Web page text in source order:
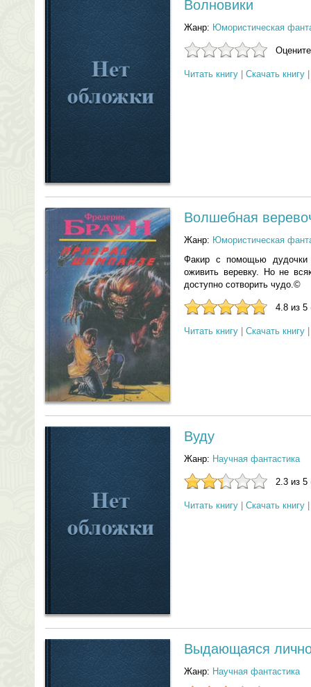
Волновики
Жанр: Юмористическая
Читать книгу Скачать книгу
Волшебная
Жанр: Юмористическая
Факир с помощью
оживить веревку. Но не
доступно сотворить чудо.©
4.8 из 5
Читать книгу Скачать книгу
Вуду
Жанр: Научная фантастика
2.3 из 5
Читать книгу Скачать книгу
Выдающаяся
Жанр: Научная фантастика